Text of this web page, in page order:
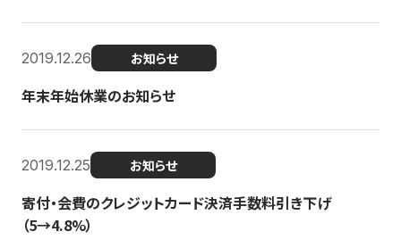
2019.12.26 お知らせ
年末年始休業のお知らせ
2019.12.25 お知らせ
寄付・会費のクレジットカード決済手数料引き下げ
（5→4.8%）